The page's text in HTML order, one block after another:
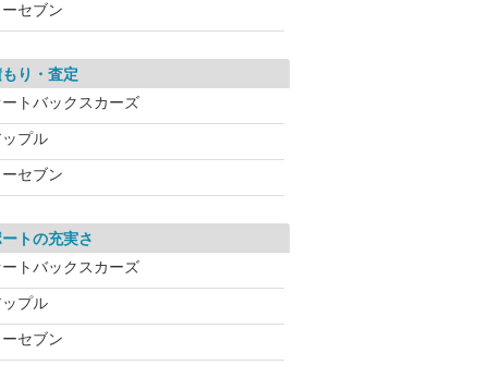
ーセブン
もり・査定
ートバックスカーズ
ップル
ーセブン
トの充実さ
ートバックスカーズ
ップル
ーセブン